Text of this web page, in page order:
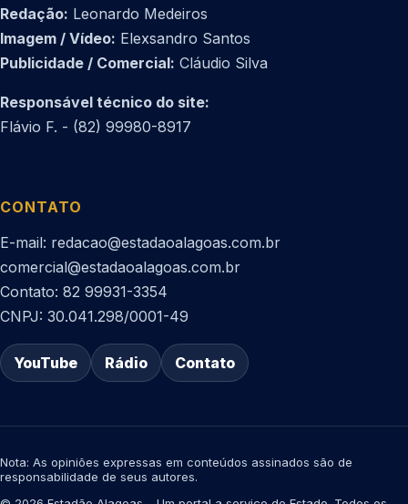
Redação: Leonardo Medeiros
Imagem / Vídeo: Elexsandro Santos
Publicidade / Comercial: Cláudio Silva
Responsável técnico do site:
Flávio F. - (82) 99980-8917
CONTATO
E-mail: redacao@estadaoalagoas.com.br
comercial@estadaoalagoas.com.br
Contato: 82 99931-3354
CNPJ: 30.041.298/0001-49
YouTube Rádio Contato
Nota: As opiniões expressas em conteúdos assinados são de
responsabilidade de seus autores.